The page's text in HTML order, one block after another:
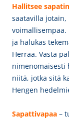
Hallitsee sapatin
saatavilla
voimallisempaa.
ja halukas
Herraa. Vasta
nimenomaisesti
niitä, jotka sitä
Hengen
Sapattivapaa –